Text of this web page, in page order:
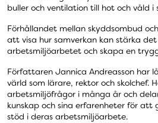
buller och ventilation till hot och våld i
Förhållandet mellan skyddsombud
att visa hur samverkan kan stärka
arbetsmiljöarbetet och skapa en
Författaren Jannica Andreasson har
värld som lärare, rektor och skolchef.
arbetsmiljöfrågor i många år och
kunskap och sina erfarenheter för att
stöd i deras arbetsmiljöarbete.